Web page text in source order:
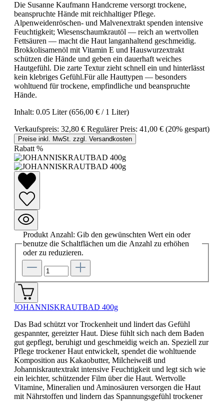
Die Susanne Kaufmann Handcreme versorgt trockene,
beanspruchte Hände mit reichhaltiger Pflege.
Alpenweidenröschen- und Malvenextrakt spenden intensive
Feuchtigkeit; Wiesenschaumkrautöl — reich an wertvollen
Fettsäuren — macht die Haut langanhaltend geschmeidig.
Brokkolisamenöl mit Vitamin E und Hauswurzextrakt
schützen die Hände und geben ein dauerhaft weiches
Hautgefühl. Die zarte Textur zieht schnell ein und hinterlässt
kein klebriges Gefühl.Für alle Hauttypen — besonders
wohltuend für trockene, empfindliche und beanspruchte
Hände.
Inhalt: 0.05 Liter(656,00 € / 1 Liter)
Verkaufspreis: 32,80 € Regulärer Preis: 41,00 € (20% gespart)
Preise inkl. MwSt. zzgl. Versandkosten
Rabatt %
Produkt Anzahl: Gib den gewünschten Wert ein oder
benutze die Schaltflächen um die Anzahl zu erhöhen
oder zu reduzieren.
JOHANNISKRAUTBAD 400g
Das Bad schützt vor Trockenheit und lindert das Gefühl
gespannter, gereizter Haut. Diese fühlt sich nach dem Baden
gut gepflegt, beruhigt und geschmeidig weich an. Speziell zur
Pflege trockener Haut entwickelt, spendet die wohltuende
Komposition aus Kakaobutter, Milcheiweiß und
Johanniskrautextrakt intensive Feuchtigkeit und legt sich wie
ein leichter, schützender Film über die Haut. Wertvolle
Vitamine, Mineralien und Aminosäuren versorgen die Haut
mit Nährstoffen und lindern das Spannungsgefühl trockener